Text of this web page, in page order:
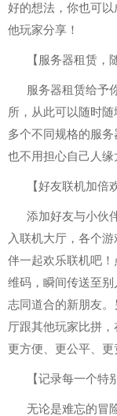
好的想法，你也可
他玩家分享！
【服务器租赁，
服务器租赁给予
所，从此可以随时
多个不同规格的服
也不用担心自己人缘
【好友联机加倍
添加好友与小伙
入联机大厅，各个
伴一起欢乐联机吧
维码，瞬间传送至
志同道合的新朋友
厅跟其他玩家比拼
更方便、更公平、更
【记录每一个特
无论是难忘的冒